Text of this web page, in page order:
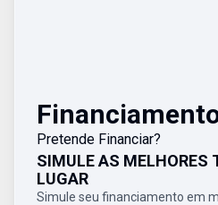
Pretende Financiar?
SIMULE AS MELHORES
LUGAR
Simule seu financiamento em